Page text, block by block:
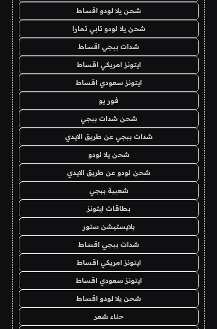
شحن يلا لودو اقساط
شحن يلا لودو تابي تمارا
شدات ببجي اقساط
ايتونز امريكي اقساط
ايتونز سعودي اقساط
فور يو
شحن شدات ببجي
شدات ببجي عن طريق الايدي
شحن يلا لودو
شحن لودو عن طريق الايدي
شعبية ببجي
بطاقات ايتونز
بلايستيشن ستور
شدات ببجي اقساط
ايتونز امريكي اقساط
ايتونز سعودي اقساط
شحن يلا لودو اقساط
حناء شعر